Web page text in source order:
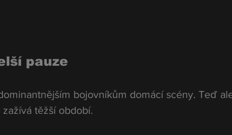
pauze
bojovníkům domácí scény. Teď
zažívá těžší období.